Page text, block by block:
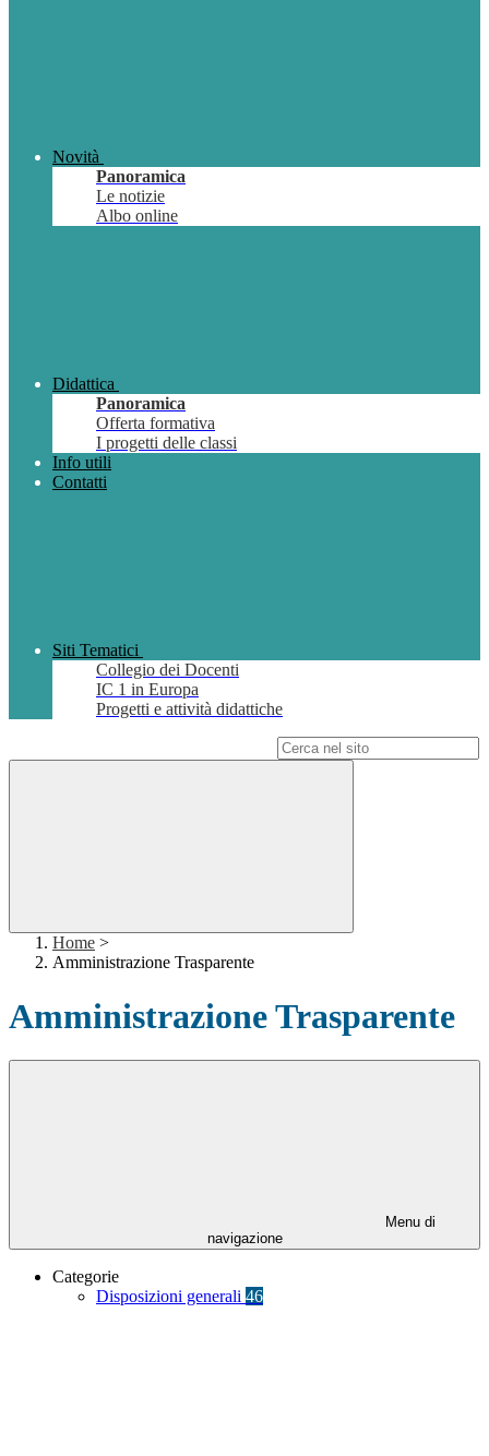
Novità
Panoramica
Le notizie
Albo online
Didattica
Panoramica
Offerta formativa
I progetti delle classi
Info utili
Contatti
Siti Tematici
Collegio dei Docenti
IC 1 in Europa
Progetti e attività didattiche
Home >
Amministrazione Trasparente
Amministrazione Trasparente
Menu di
navigazione
Categorie
Disposizioni generali 46